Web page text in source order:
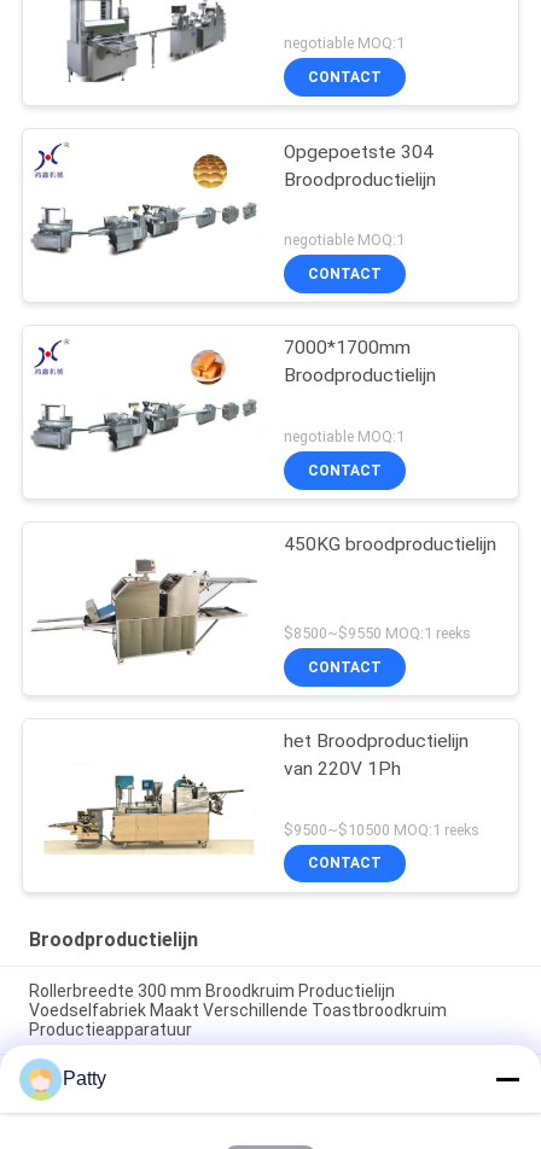
negotiable MOQ:1
CONTACT
Opgepoetste 304
Broodproductielijn
negotiable MOQ:1
CONTACT
7000*1700mm
Broodproductielijn
negotiable MOQ:1
CONTACT
450KG broodproductielijn
$8500~$9550 MOQ:1 reeks
CONTACT
het Broodproductielijn
van 220V 1Ph
$9500~$10500 MOQ:1 reeks
CONTACT
Broodproductielijn
Rollerbreedte 300 mm Broodkruim Productielijn
Voedselfabriek Maakt Verschillende Toastbroodkruim
Productieapparatuur
Het tekenen van een broodproductielijn met een aanpasbare
motor en baktemperatuur van 200250 graden Celsius
Patty